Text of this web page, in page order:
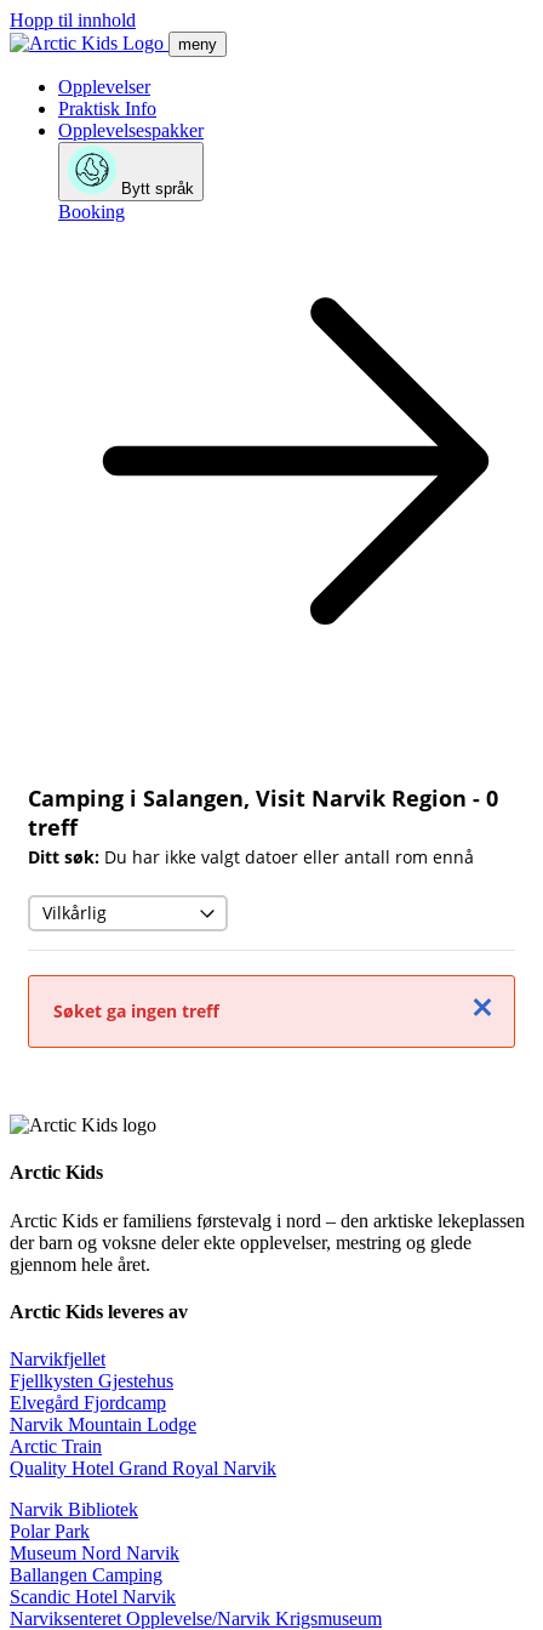
Hopp til innhold
meny
Opplevelser
Praktisk Info
Opplevelsespakker
Bytt språk
Booking
Camping i Salangen, Visit Narvik Region - 0
treff
Ditt søk: Du har ikke valgt datoer eller antall rom ennå
Søket ga ingen treff
Arctic Kids
Arctic Kids er familiens førstevalg i nord – den arktiske lekeplassen
der barn og voksne deler ekte opplevelser, mestring og glede
gjennom hele året.
Arctic Kids leveres av
Narvikfjellet
Fjellkysten Gjestehus
Elvegård Fjordcamp
Narvik Mountain Lodge
Arctic Train
Quality Hotel Grand Royal Narvik
Narvik Bibliotek
Polar Park
Museum Nord Narvik
Ballangen Camping
Scandic Hotel Narvik
Narviksenteret Opplevelse/Narvik Krigsmuseum